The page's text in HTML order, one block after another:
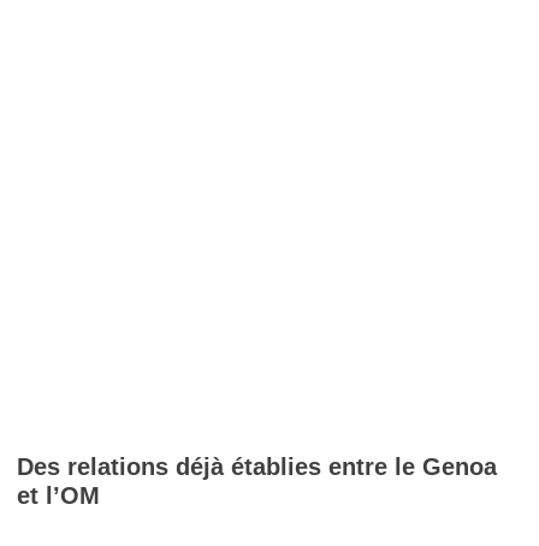
Des relations déjà établies entre le Genoa
et l’OM